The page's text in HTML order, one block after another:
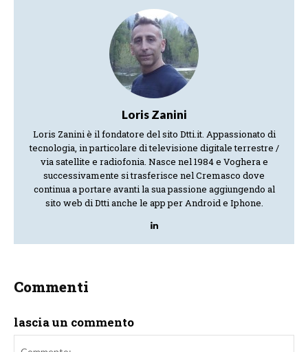
Loris Zanini
Loris Zanini è il fondatore del sito Dtti.it. Appassionato di
tecnologia, in particolare di televisione digitale terrestre /
via satellite e radiofonia. Nasce nel 1984 e Voghera e
successivamente si trasferisce nel Cremasco dove
continua a portare avanti la sua passione aggiungendo al
sito web di Dtti anche le app per Android e Iphone.
Commenti
lascia un commento